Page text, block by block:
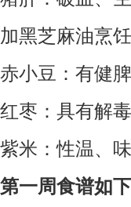
加黑芝麻油烹
赤小豆：有健
红枣：具有解
紫米：性温、
第一周食谱如